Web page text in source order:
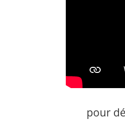
pour